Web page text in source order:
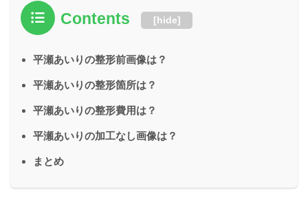
Contents [hide]
平瀬あいりの整形前画像は？
平瀬あいりの整形箇所は？
平瀬あいりの整形費用は？
平瀬あいりの加工なし画像は？
まとめ